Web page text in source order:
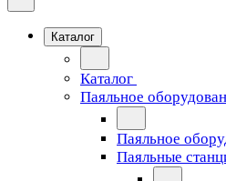
Каталог
Каталог
Паяльное
Паяльное
Паяльные